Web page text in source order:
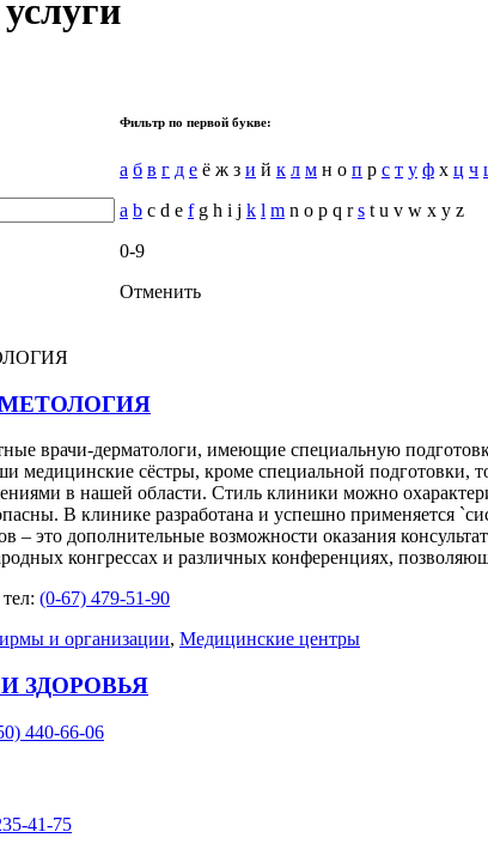
Фильтр по первой букве:
а б в г д е ё ж з и й к л м н о п р с т у ф х ц ч
a b c d e fg h i j k l m n o p q rs t u v w x y z
0-9
Отменить
дерматологи, имеющие специальную
медицинские сёстры, кроме специальной
в нашей области. Стиль клиники можно
В клинике разработана и успешно применяется
– это дополнительные возможности оказания
конгрессах и различных конференциях,
(0-67) 479-51-90
и организации, Медицинские центры
ЗДОРОВЬЯ
440-66-06
41-75